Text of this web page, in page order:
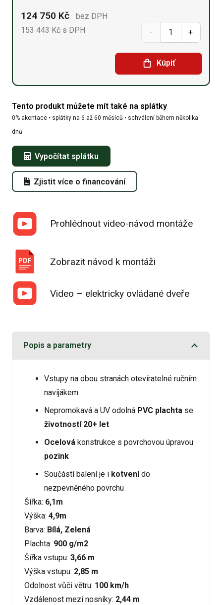
Sedlová
hala
6,1m
17,08m
Kúpiť
124 750 Kč
bez DPH
153 443 Kč s DPH
Tento produkt můžete mít také na splátky
0% akontace • splátky na 6 až 60 měsíců • schválení během několika
dnů
Vypočítat splátku
Zjistit více o financování
Prohlédnout video-návod montáže
Zobrazit návod k montáži
Video – elektricky ovládané dveře
Popis a parametry
Vstupy na obou stranách otevíratelné ručním
navijákem
Nepromokavá a UV odolná PVC plachta se
životností 20+ let
Ocelová konstrukce s povrchovou úpravou
pozink
Součástí balení je i kotvenído
nezpevněného povrchu
Šířka: 6,1m
Výška: 4,9m
Barva: Bílá, Zelená
Plachta: 900 g/m2
Šířka vstupu: 3,66 m
Výška vstupu: 2,85 m
Odolnost vůči větru: 100 km/h
Vzdálenost mezi nosníky: 2,44 m